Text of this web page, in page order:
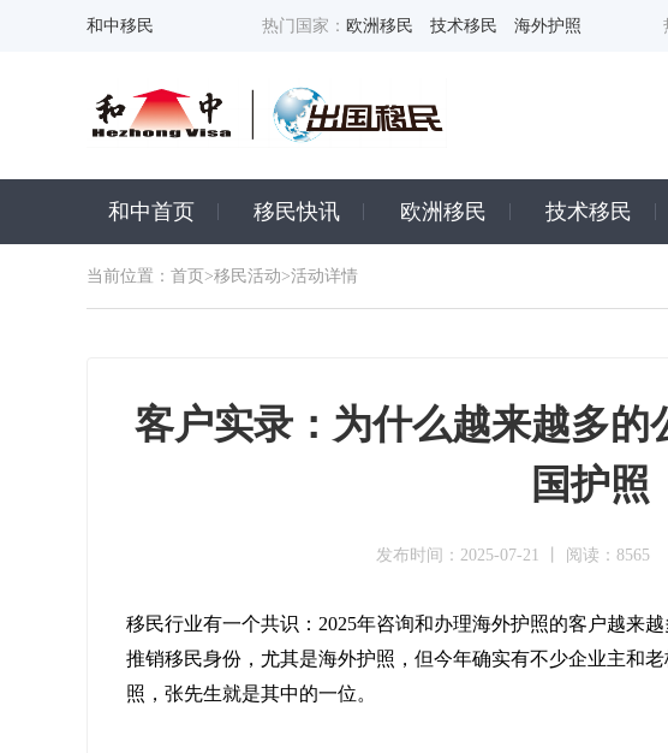
和中移民 热门国家： 欧洲移民 技术移民 海外护照
和中首页 移民快讯 欧洲移民 技术移民
当前位置： 首页 >移民活动>活动详情
客户实录：为什么越来越多的
国护照
发布时间：2025-07-21 丨 阅读：8565
移民行业有一个共识：2025年咨询和办理海外护照的客户越来
推销移民身份，尤其是海外护照，但今年确实有不少企业主和
照，张先生就是其中的一位。